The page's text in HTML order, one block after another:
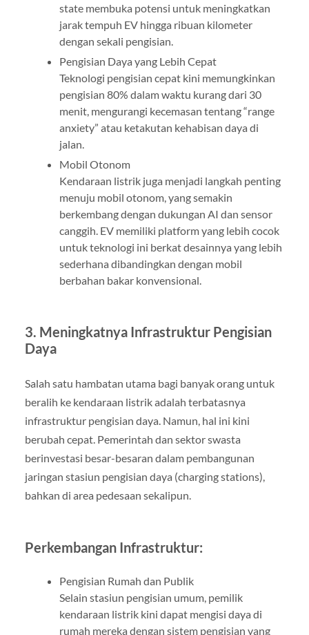
state membuka potensi untuk meningkatkan
jarak tempuh EV hingga ribuan kilometer
dengan sekali pengisian.
Pengisian Daya yang Lebih Cepat
Teknologi pengisian cepat kini memungkinkan
pengisian 80% dalam waktu kurang dari 30
menit, mengurangi kecemasan tentang “range
anxiety” atau ketakutan kehabisan daya di
jalan.
Mobil Otonom
Kendaraan listrik juga menjadi langkah penting
menuju mobil otonom, yang semakin
berkembang dengan dukungan AI dan sensor
canggih. EV memiliki platform yang lebih cocok
untuk teknologi ini berkat desainnya yang lebih
sederhana dibandingkan dengan mobil
berbahan bakar konvensional.
3. Meningkatnya Infrastruktur Pengisian
Daya
Salah satu hambatan utama bagi banyak orang untuk
beralih ke kendaraan listrik adalah terbatasnya
infrastruktur pengisian daya. Namun, hal ini kini
berubah cepat. Pemerintah dan sektor swasta
berinvestasi besar-besaran dalam pembangunan
jaringan stasiun pengisian daya (charging stations),
bahkan di area pedesaan sekalipun.
Perkembangan Infrastruktur:
Pengisian Rumah dan Publik
Selain stasiun pengisian umum, pemilik
kendaraan listrik kini dapat mengisi daya di
rumah mereka dengan sistem pengisian yang